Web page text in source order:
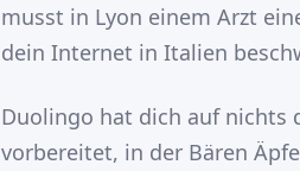
musst in Lyon einem Arzt
dein Internet in Italien
Duolingo hat dich auf nichts
vorbereitet, in der Bären